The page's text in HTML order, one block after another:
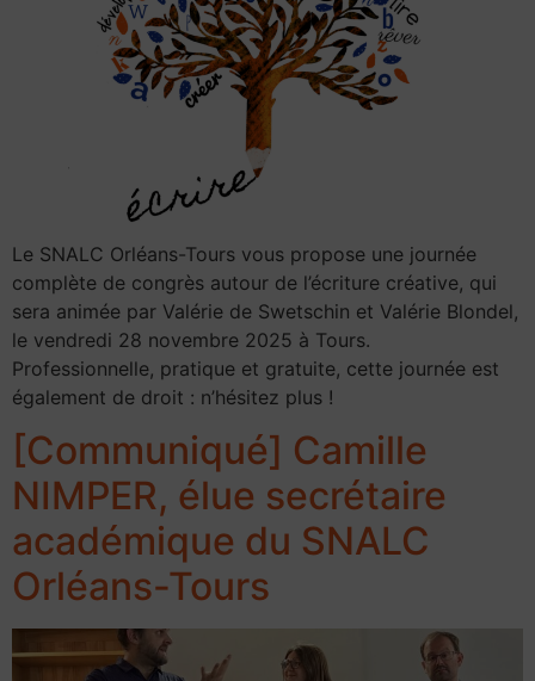
Le SNALC Orléans-Tours vous propose une journée
complète de congrès autour de l’écriture créative, qui
sera animée par Valérie de Swetschin et Valérie Blondel,
le vendredi 28 novembre 2025 à Tours.
Professionnelle, pratique et gratuite, cette journée est
également de droit : n’hésitez plus !
[Communiqué] Camille
NIMPER, élue secrétaire
académique du SNALC
Orléans-Tours